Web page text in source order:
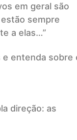
em geral são
sempre
a elas…”
e entenda sobre
direção: as